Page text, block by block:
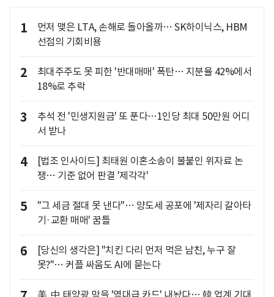
1
먼저 맺은 LTA, 손해로 돌아올까… SK하이닉스, HBM
선점의 기회비용
2
최대주주도 못 피한 '반대매매' 폭탄… 지분율 42%에서
18%로 추락
3
추석 전 '민생지원금' 또 푼다…1인당 최대 50만원 어디
서 받나
4
[법조 인사이드] 최태원 이혼소송이 불붙인 위자료 논
쟁… 기준 없어 판결 '제각각'
5
"그 세금 절대 못 낸다"… 양도세 공포에 '제자리 갈아타
기·교환 매매' 꿈틀
6
[당신의 생각은] "치킨 다리 먼저 먹은 남친, 누구 잘
못?"… 커플 싸움도 AI에 묻는다